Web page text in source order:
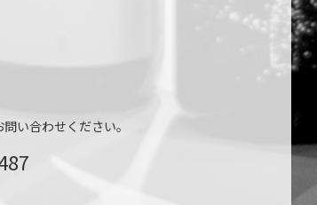
い合わせください。